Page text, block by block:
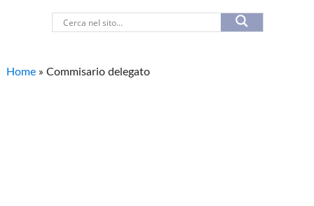
Home »Commisario delegato